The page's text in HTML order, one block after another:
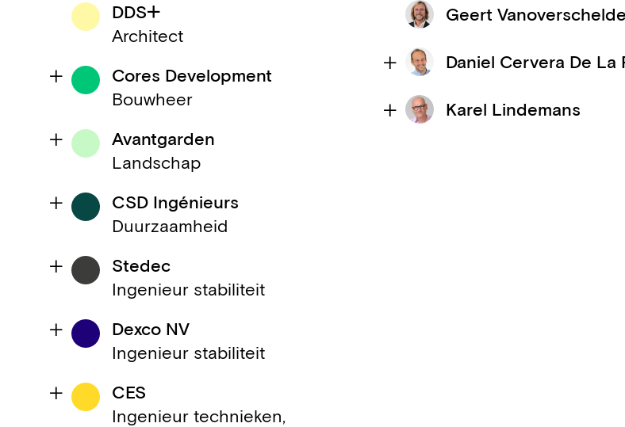
DDS+
Architect
Cores Development
Bouwheer
Avantgarden
Landschap
CSD Ingénieurs
Duurzaamheid
Stedec
Ingenieur stabiliteit
Dexco NV
Ingenieur stabiliteit
CES
Ingenieur technieken,
Geert Vanoverschelde
Daniel Cervera De La
Karel Lindemans